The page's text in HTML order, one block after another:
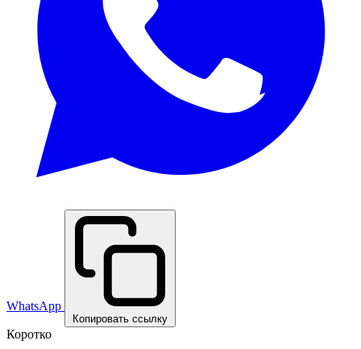
WhatsApp
Копировать ссылку
Коротко